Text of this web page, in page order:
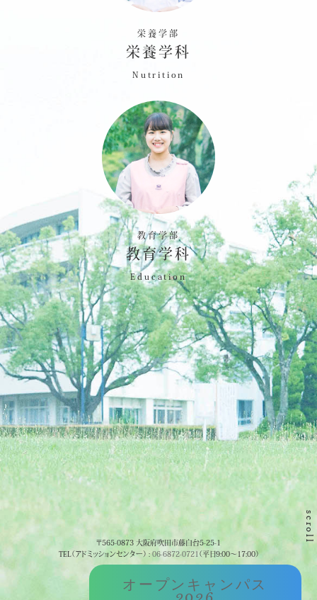
scroll
オープンキャンパス
栄養学部
栄養学科
Nutrition
教育学部
教育学科
Education
〒565-0873 大阪府吹田市藤白台5-25-1
TEL（アドミッションセンター） : 06-6872-0721（平日9:00～17:00）